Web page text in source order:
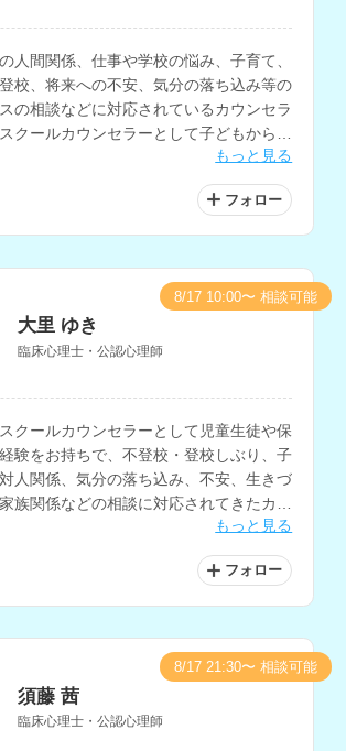
人間関係、仕事や学校の悩み、子育て、
校、将来への不安、気分の落ち込み等の
の相談などに対応されているカウンセラ
クールカウンセラーとして子どもから大
代の方の相談経験をお持ちです。もっと見る
フォロー
大里 ゆき
臨床心理士・公認心理師
クールカウンセラーとして児童生徒や保
験をお持ちで、不登校・登校しぶり、子
人関係、気分の落ち込み、不安、生きづ
族関係などの相談に対応されてきたカウ
もっと見る
フォロー
8/17 10:00〜 相談可能
須藤 茜
臨床心理士・公認心理師
8/17 21:30〜 相談可能